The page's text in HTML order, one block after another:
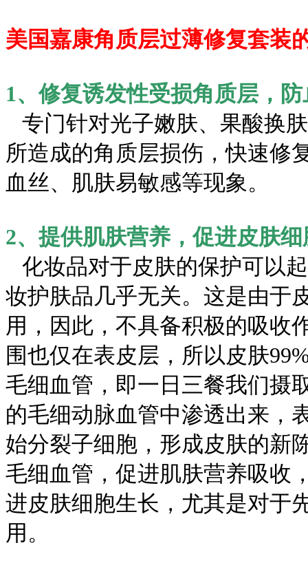
美国嘉康角质层过薄修复套装
1、修复诱发性受损角质层，
专门针对光子嫩肤、果酸换
所造成的角质层损伤，快速修
血丝、肌肤易敏感等现象。
2、提供肌肤营养，促进皮肤
化妆品对于皮肤的保护可以
妆护肤品几乎无关。这是由于
用，因此，不具备积极的吸收
围也仅在表皮层，所以皮肤
毛细血管，即一日三餐我们摄
的毛细动脉血管中渗透出来，
始分裂子细胞，形成皮肤的新
毛细血管，促进肌肤营养吸收
进皮肤细胞生长，尤其是对于
用。